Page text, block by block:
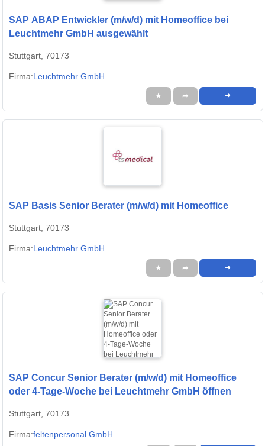
SAP ABAP Entwickler (m/w/d) mit Homeoffice bei
Leuchtmehr GmbH ausgewählt
Stuttgart, 70173
Firma:Leuchtmehr GmbH
★ ➦ ➜
SAP Basis Senior Berater (m/w/d) mit Homeoffice
Stuttgart, 70173
Firma:Leuchtmehr GmbH
★ ➦ ➜
SAP Concur Senior Berater (m/w/d) mit Homeoffice
oder 4-Tage-Woche bei Leuchtmehr GmbH öffnen
Stuttgart, 70173
Firma:feltenpersonal GmbH